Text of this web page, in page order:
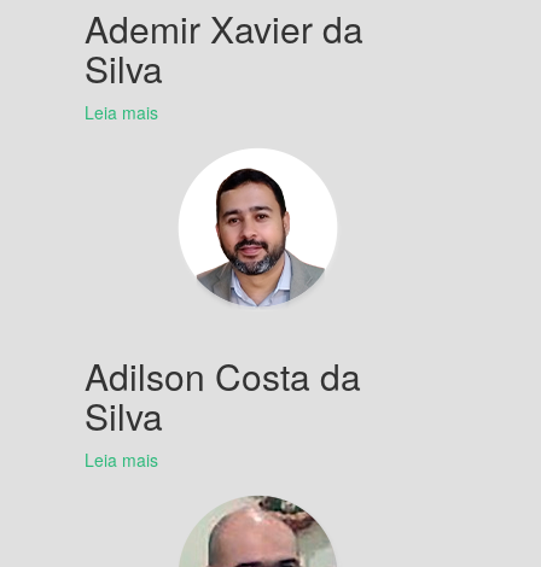
Ademir Xavier da
Silva
Leia mais
Adilson Costa da
Silva
Leia mais